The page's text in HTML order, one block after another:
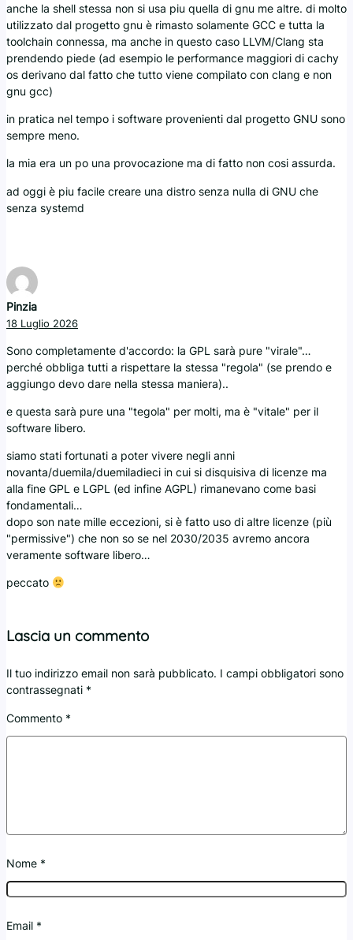
anche la shell stessa non si usa piu quella di gnu me altre. di molto
utilizzato dal progetto gnu è rimasto solamente GCC e tutta la
toolchain connessa, ma anche in questo caso LLVM/Clang sta
prendendo piede (ad esempio le performance maggiori di cachy
os derivano dal fatto che tutto viene compilato con clang e non
gnu gcc)
in pratica nel tempo i software provenienti dal progetto GNU sono
sempre meno.
la mia era un po una provocazione ma di fatto non cosi assurda.
ad oggi è piu facile creare una distro senza nulla di GNU che
senza systemd
Pinzia
18 Luglio 2026
Sono completamente d'accordo: la GPL sarà pure "virale"…
perché obbliga tutti a rispettare la stessa "regola" (se prendo e
aggiungo devo dare nella stessa maniera)..
e questa sarà pure una "tegola" per molti, ma è "vitale" per il
software libero.
siamo stati fortunati a poter vivere negli anni
novanta/duemila/duemiladieci in cui si disquisiva di licenze ma
alla fine GPL e LGPL (ed infine AGPL) rimanevano come basi
fondamentali…
dopo son nate mille eccezioni, si è fatto uso di altre licenze (più
"permissive") che non so se nel 2030/2035 avremo ancora
veramente software libero…
peccato
Lascia un commento
Il tuo indirizzo email non sarà pubblicato. I campi obbligatori sono
contrassegnati *
Commento *
Nome *
Email *